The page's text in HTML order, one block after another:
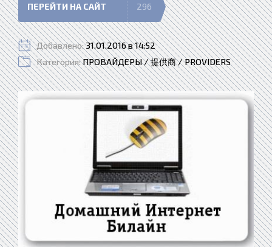
ПЕРЕЙТИ НА САЙТ 296
Добавлено:31.01.2016 в 14:52
Категория:ПРОВАЙДЕРЫ / 提供商 / PROVIDERS